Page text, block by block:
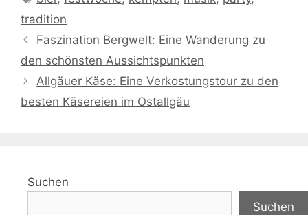
tradition
Faszination Bergwelt: Eine Wanderung zu
den schönsten Aussichtspunkten
Allgäuer Käse: Eine Verkostungstour zu den
besten Käsereien im Ostallgäu
Suchen
Suchen